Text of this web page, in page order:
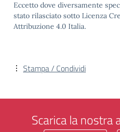
Eccetto dove diversamente
stato rilasciato sotto Licenza
Attribuzione 4.0 Italia.
Stampa / Condividi
Scarica la nostra